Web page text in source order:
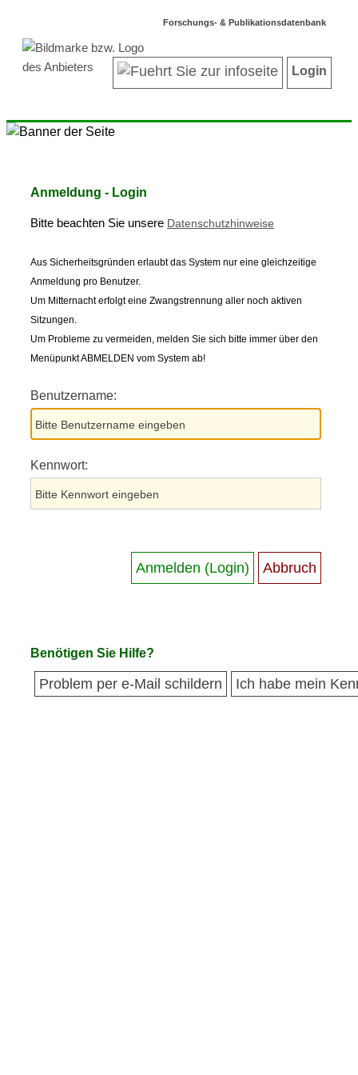
Forschungs- & Publikationsdatenbank
Login
Anmeldung - Login
Bitte beachten Sie unsere Datenschutzhinweise
Aus Sicherheitsgründen erlaubt das System nur eine gleichzeitige
Anmeldung pro Benutzer.
Um Mitternacht erfolgt eine Zwangstrennung aller noch aktiven
Sitzungen.
Um Probleme zu vermeiden, melden Sie sich bitte immer über den
Menüpunkt ABMELDEN vom System ab!
Benutzername:
Kennwort:
Benötigen Sie Hilfe?
Problem per e-Mail schildern Ich habe mein